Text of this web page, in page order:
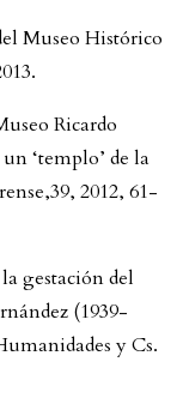
Museo Histórico
Ricardo
‘templo’ de la
2012, 61-
gestación del
(1939-
y Cs.